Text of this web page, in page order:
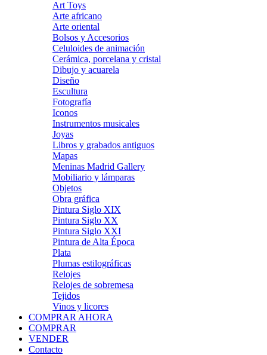
Art Toys
Arte africano
Arte oriental
Bolsos y Accesorios
Celuloides de animación
Cerámica, porcelana y cristal
Dibujo y acuarela
Diseño
Escultura
Fotografía
Iconos
Instrumentos musicales
Joyas
Libros y grabados antiguos
Mapas
Meninas Madrid Gallery
Mobiliario y lámparas
Objetos
Obra gráfica
Pintura Siglo XIX
Pintura Siglo XX
Pintura Siglo XXI
Pintura de Alta Época
Plata
Plumas estilográficas
Relojes
Relojes de sobremesa
Tejidos
Vinos y licores
COMPRAR AHORA
COMPRAR
VENDER
Contacto